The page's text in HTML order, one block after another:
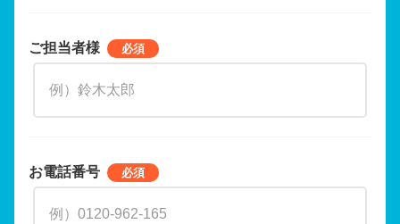
ご担当者様
お電話番号